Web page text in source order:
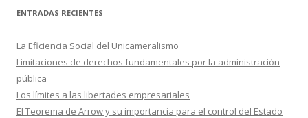
c
r
:
ENTRADAS RECIENTES
La Eficiencia Social del Unicameralismo
Limitaciones de derechos fundamentales por la administración
pública
Los límites a las libertades empresariales
El Teorema de Arrow y su importancia para el control del Estado